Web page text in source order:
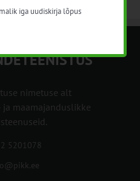
nimetuse alt
maamajanduslikke
5201078
iga uudiskirja lõpus